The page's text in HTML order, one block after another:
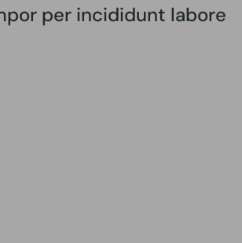
per incididunt labore